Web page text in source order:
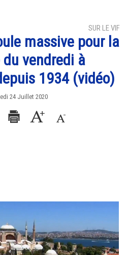
SUR LE VIF
massive pour la
vendredi à
1934 (vidéo)
24 Juillet 2020